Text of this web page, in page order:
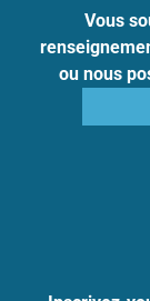
Vous
ou nous